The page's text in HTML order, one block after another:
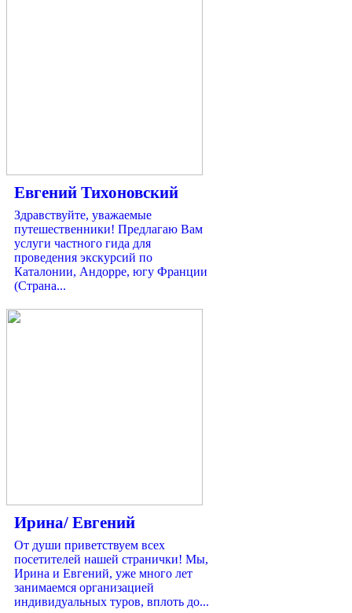
Евгений Тихоновский
Здравствуйте, уважаемые
путешественники! Предлагаю Вам
услуги частного гида для
проведения экскурсий по
Каталонии, Андорре, югу Франции
(Страна...
Ирина/ Евгений
От души приветствуем всех
посетителей нашей странички! Мы,
Ирина и Евгений, уже много лет
занимаемся организацией
индивидуальных туров, вплоть до...